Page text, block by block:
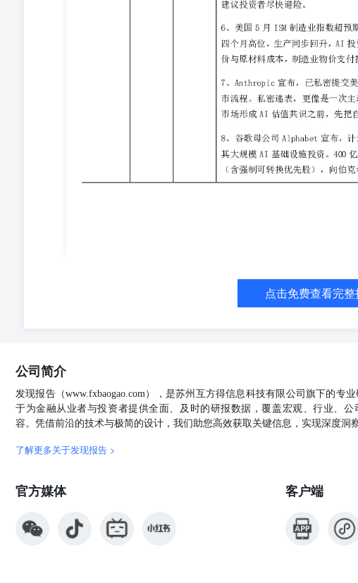
点击免费查看完
公司简介
发现报告（www.fxbaogao.com），是苏州互方得信息科技有限公司旗下的专
于为金融从业者与投资者提供全面、及时的研报数据，覆盖宏观、行业、公
容。凭借前沿的技术与极简的设计，我们助您高效获取关键信息，实现深度洞
了解更多关于发现报告 >
官方媒体 客户端